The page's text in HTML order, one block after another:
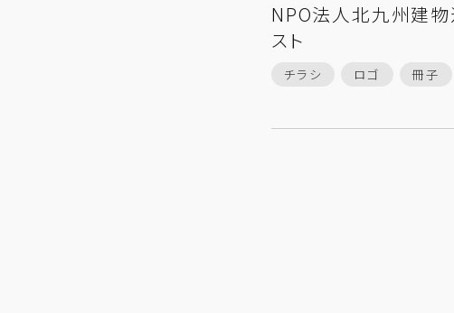
NPO法人北九州建物
スト
チラシ ロゴ 冊子